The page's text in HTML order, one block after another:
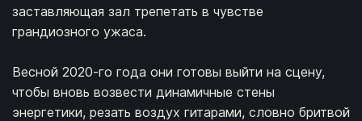
заставляющая зал трепетать в чувстве
грандиозного ужаса.
Весной 2020-го года они готовы выйти на сцену,
чтобы вновь возвести динамичные стены
энергетики, резать воздух гитарами, словно бритвой